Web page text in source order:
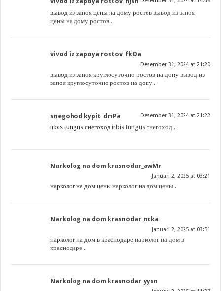
вывод из запоя цены на дому ростоввывод из запоя
цены на дому ростов .
vivod iz zapoya rostov_fkOa
Desember 31, 2024 at 21:20
вывод из запоя круглосуточно ростов на донувывод из
запоя круглосуточно ростов на дону .
snegohod kypit_dmPa Desember 31, 2024 at 21:22
irbis tungus снегоходirbis tungus снегоход .
Narkolog na dom krasnodar_awMr
Januari 2, 2025 at 03:21
нарколог на дом ценынарколог на дом цены .
Narkolog na dom krasnodar_ncka
Januari 2, 2025 at 03:51
нарколог на дом в краснодаренарколог на дом в
краснодаре .
Narkolog na dom krasnodar_yysn